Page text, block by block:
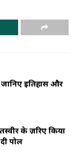
इतिहास और
के ज़रिए किया
पोल